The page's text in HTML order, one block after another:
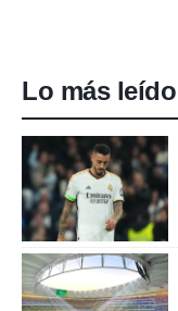
Lo más leído